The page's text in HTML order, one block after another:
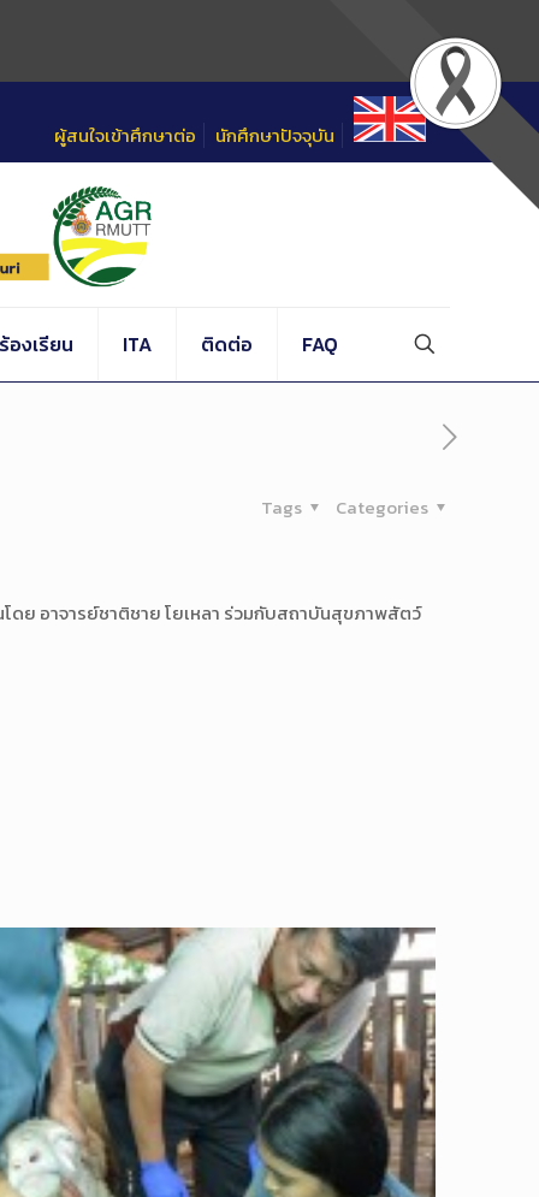
ผู้สนใจเข้าศึกษาต่อ นักศึกษาปัจจุบัน
องเรียน ITA ติดต่อ FAQ
Categories
Tags
ดย อาจารย์ชาติชาย โยเหลา ร่วมกับสถาบันสุขภาพสัตว์